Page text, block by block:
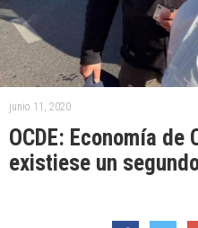
junio 11, 2020
OCDE: Economía
existiese un